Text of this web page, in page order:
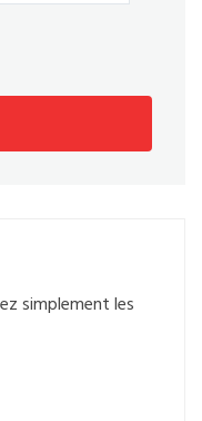
simplement les